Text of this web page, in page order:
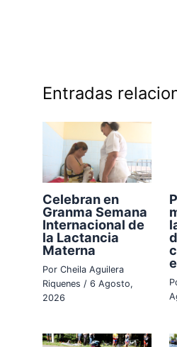
Entradas
Celebran en
Granma Semana
Internacional de
la Lactancia
Materna
PorCheila Aguilera
Riquenes/6 Agosto,
2026